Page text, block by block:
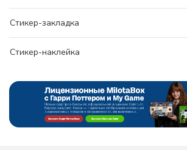
Стикер-закладка
Стикер-наклейка